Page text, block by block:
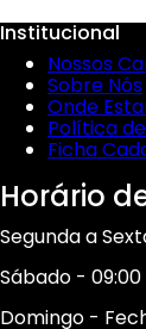
Institucional
Nossos
Sobre Nós
Onde
Política
Ficha
Horário
Segunda a
Sábado - 09:00
Domingo -